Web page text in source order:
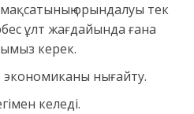
орындалуы тек
ұлт жағдайында ғана
керек.
экономиканы нығайту.
келеді.